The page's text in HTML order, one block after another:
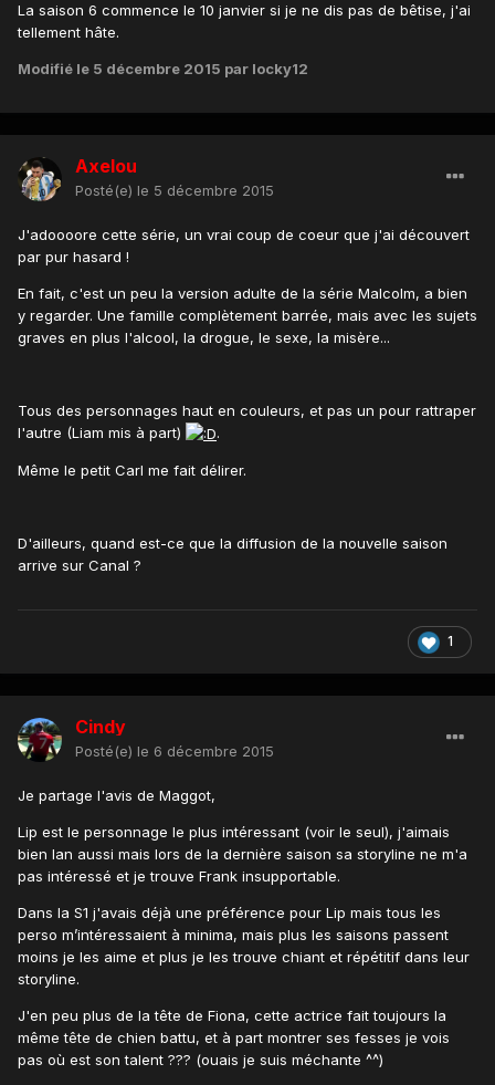
La saison 6 commence le 10 janvier si je ne dis pas de bêtise, j'ai
tellement hâte.
Modifié le 5 décembre 2015 par locky12
Axelou
Posté(e) le 5 décembre 2015
J'adoooore cette série, un vrai coup de coeur que j'ai découvert
par pur hasard !
En fait, c'est un peu la version adulte de la série Malcolm, a bien
y regarder. Une famille complètement barrée, mais avec les sujets
graves en plus l'alcool, la drogue, le sexe, la misère...
Tous des personnages haut en couleurs, et pas un pour rattraper
l'autre (Liam mis à part)
.
Même le petit Carl me fait délirer.
D'ailleurs, quand est-ce que la diffusion de la nouvelle saison
arrive sur Canal ?
1
Cindy
Posté(e) le 6 décembre 2015
Je partage l'avis de Maggot,
Lip est le personnage le plus intéressant (voir le seul), j'aimais
bien Ian aussi mais lors de la dernière saison sa storyline ne m'a
pas intéressé et je trouve Frank insupportable.
Dans la S1 j'avais déjà une préférence pour Lip mais tous les
perso m’intéressaient à minima, mais plus les saisons passent
moins je les aime et plus je les trouve chiant et répétitif dans leur
storyline.
J'en peu plus de la tête de Fiona, cette actrice fait toujours la
même tête de chien battu, et à part montrer ses fesses je vois
pas où est son talent ??? (ouais je suis méchante ^^)